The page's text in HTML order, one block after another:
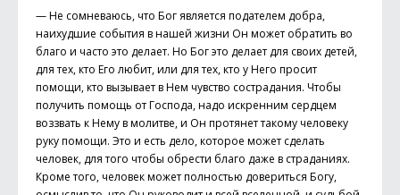
— Не сомневаюсь, что Бог является подателем добра,
наихудшие события в нашей жизни Он может обратить во
благо и часто это делает. Но Бог это делает для своих детей,
для тех, кто Его любит, или для тех, кто у Него просит
помощи, кто вызывает в Нем чувство сострадания. Чтобы
получить помощь от Господа, надо искренним сердцем
воззвать к Нему в молитве, и Он протянет такому человеку
руку помощи. Это и есть дело, которое может сделать
человек, для того чтобы обрести благо даже в страданиях.
Кроме того, человек может полностью довериться Богу,